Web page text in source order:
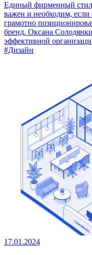
Единый фирменный
важен и необходим, если
грамотно
бренд. Оксана
эффективной
#Дизайн
17.01.2024